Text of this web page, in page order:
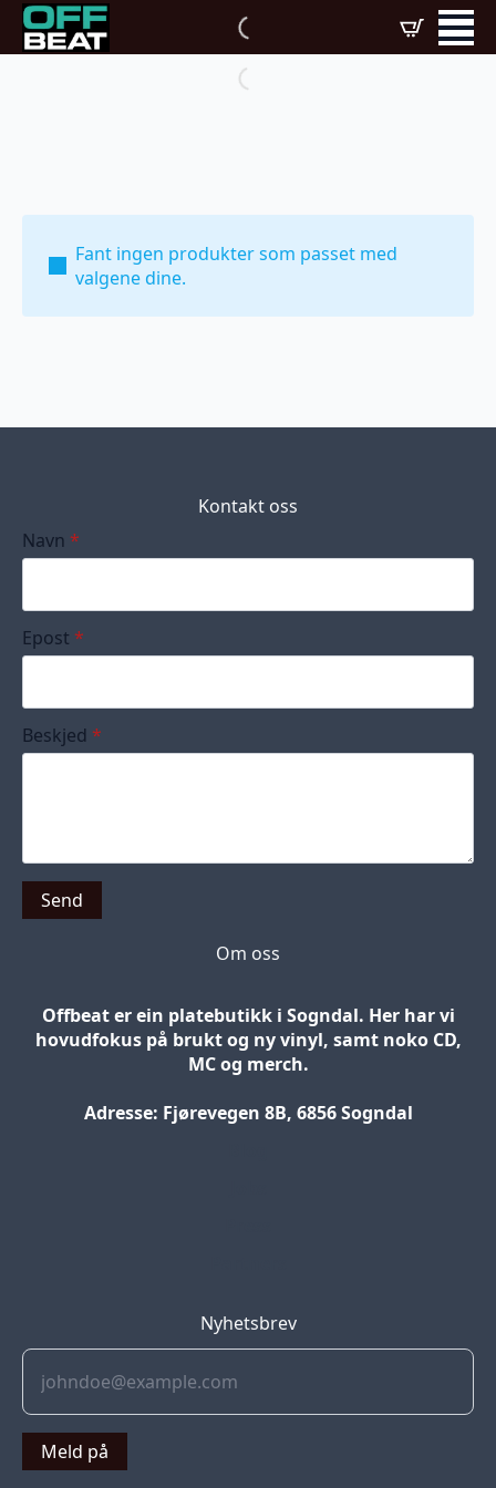
Fant ingen produkter som passet med
valgene dine.
Kontakt oss
Navn *
Epost *
Beskjed *
Send
Om oss
Offbeat er ein platebutikk i Sogndal. Her har vi
hovudfokus på brukt og ny vinyl, samt noko CD,
MC og merch.
Adresse: Fjørevegen 8B, 6856 Sogndal
Nyhetsbrev
Meld på